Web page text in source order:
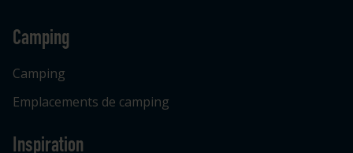
Camping
Camping
Emplacements de camping
Inspiration